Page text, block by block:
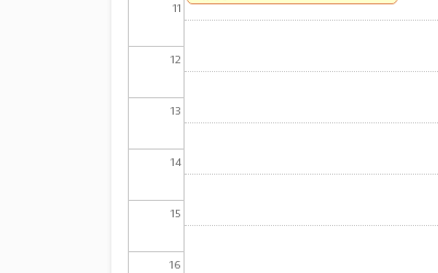
11
12
13
14
15
16